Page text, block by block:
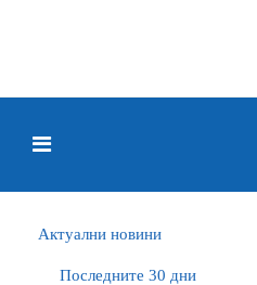
Актуални новини
Последните 30 дни